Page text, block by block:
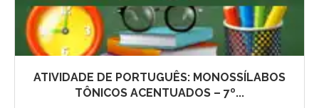
ATIVIDADE DE PORTUGUÊS: MONOSSÍLABOS
TÔNICOS ACENTUADOS – 7º...